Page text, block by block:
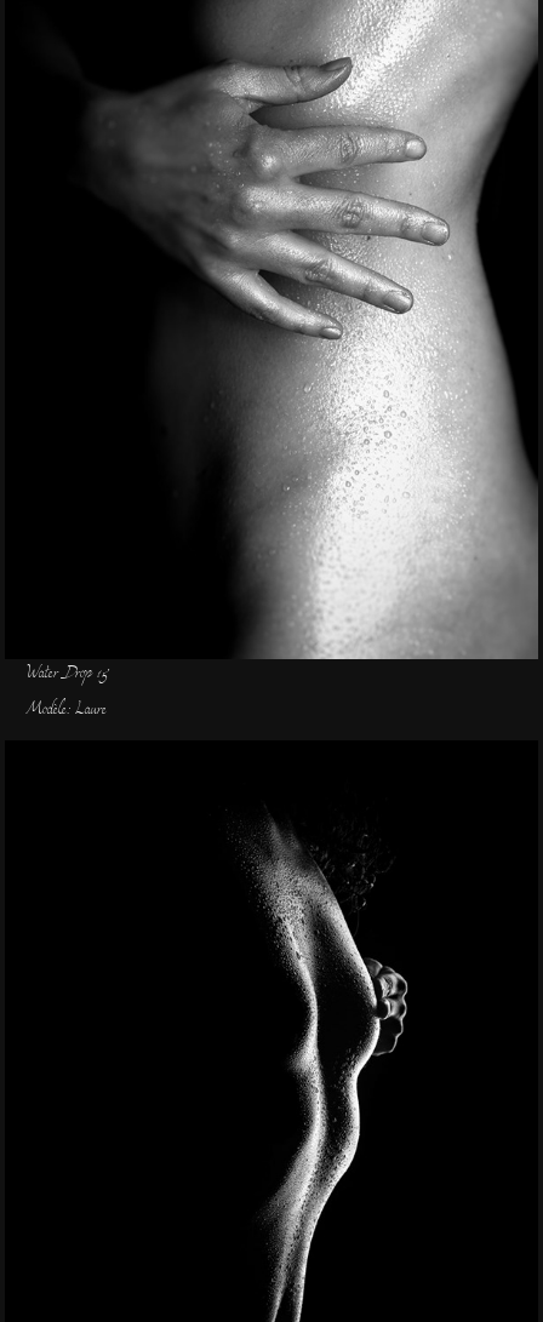
Water Drop 15
Modèle: Laure